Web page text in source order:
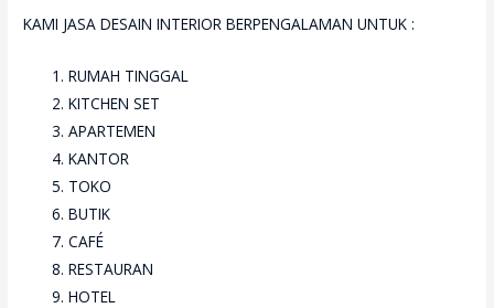
KAMI JASA DESAIN INTERIOR BERPENGALAMAN UNTUK :
RUMAH TINGGAL
KITCHEN SET
APARTEMEN
KANTOR
TOKO
BUTIK
CAFÉ
RESTAURAN
HOTEL